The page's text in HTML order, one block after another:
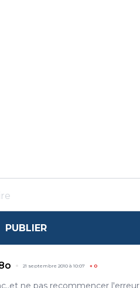
PUBLIER
21 septembre 2010 à 10:07 + 0
ne pas recommencer